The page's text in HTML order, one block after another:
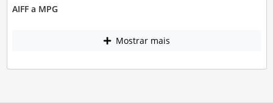
AIFF a MPG
Mostrar mais